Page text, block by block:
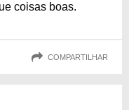
coisas boas.
COMPARTILHAR